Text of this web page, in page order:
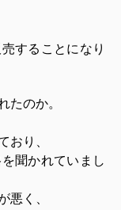
することになり
たのか。
おり、
聞かれていまし
悪く、